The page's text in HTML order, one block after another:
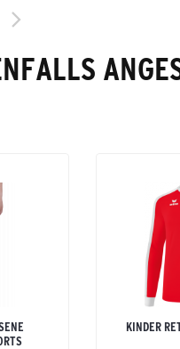
KINDER